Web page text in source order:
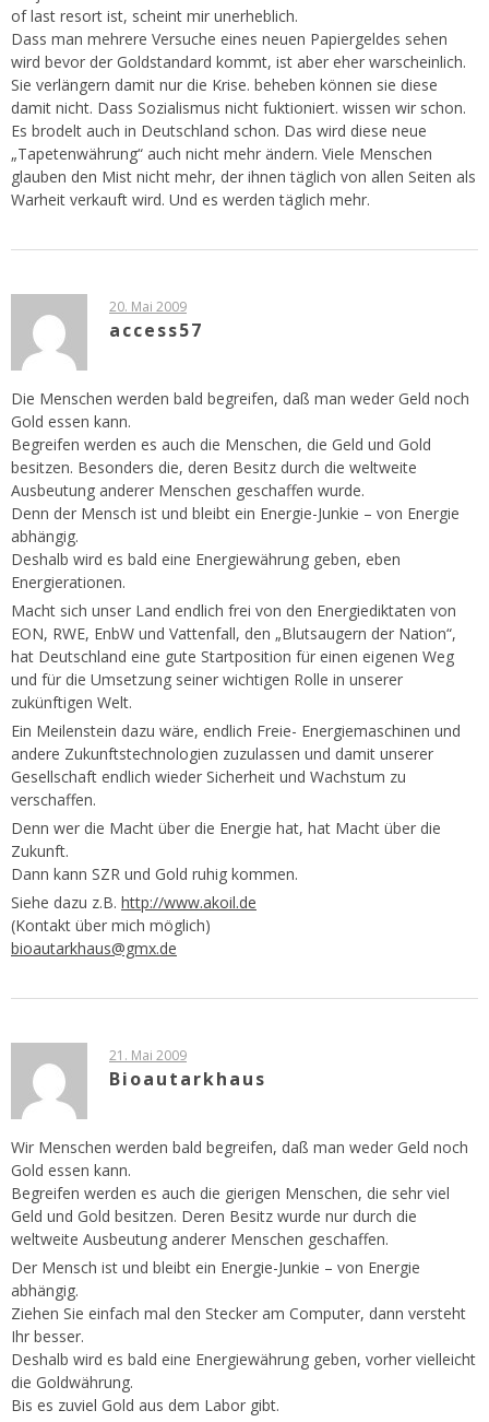
of last resort ist, scheint mir unerheblich.
Dass man mehrere Versuche eines neuen Papiergeldes sehen
wird bevor der Goldstandard kommt, ist aber eher warscheinlich.
Sie verlängern damit nur die Krise. beheben können sie diese
damit nicht. Dass Sozialismus nicht fuktioniert. wissen wir schon.
Es brodelt auch in Deutschland schon. Das wird diese neue
„Tapetenwährung“ auch nicht mehr ändern. Viele Menschen
glauben den Mist nicht mehr, der ihnen täglich von allen Seiten als
Warheit verkauft wird. Und es werden täglich mehr.
20. Mai 2009
access57
Die Menschen werden bald begreifen, daß man weder Geld noch
Gold essen kann.
Begreifen werden es auch die Menschen, die Geld und Gold
besitzen. Besonders die, deren Besitz durch die weltweite
Ausbeutung anderer Menschen geschaffen wurde.
Denn der Mensch ist und bleibt ein Energie-Junkie – von Energie
abhängig.
Deshalb wird es bald eine Energiewährung geben, eben
Energierationen.
Macht sich unser Land endlich frei von den Energiediktaten von
EON, RWE, EnbW und Vattenfall, den „Blutsaugern der Nation“,
hat Deutschland eine gute Startposition für einen eigenen Weg
und für die Umsetzung seiner wichtigen Rolle in unserer
zukünftigen Welt.
Ein Meilenstein dazu wäre, endlich Freie- Energiemaschinen und
andere Zukunftstechnologien zuzulassen und damit unserer
Gesellschaft endlich wieder Sicherheit und Wachstum zu
verschaffen.
Denn wer die Macht über die Energie hat, hat Macht über die
Zukunft.
Dann kann SZR und Gold ruhig kommen.
Siehe dazu z.B. http://www.akoil.de
(Kontakt über mich möglich)
bioautarkhaus@gmx.de
21. Mai 2009
Bioautarkhaus
Wir Menschen werden bald begreifen, daß man weder Geld noch
Gold essen kann.
Begreifen werden es auch die gierigen Menschen, die sehr viel
Geld und Gold besitzen. Deren Besitz wurde nur durch die
weltweite Ausbeutung anderer Menschen geschaffen.
Der Mensch ist und bleibt ein Energie-Junkie – von Energie
abhängig.
Ziehen Sie einfach mal den Stecker am Computer, dann versteht
Ihr besser.
Deshalb wird es bald eine Energiewährung geben, vorher vielleicht
die Goldwährung.
Bis es zuviel Gold aus dem Labor gibt.